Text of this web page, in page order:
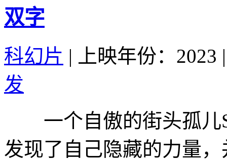
双字
科幻片 | 上映年份：2023 |
发
一个自傲的街头孤儿
发现了自己隐藏的力量